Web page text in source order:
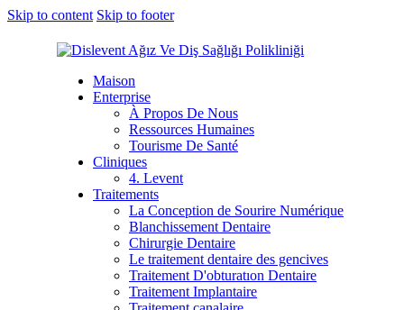
Skip to content Skip to footer
Maison
Enterprise
À Propos De Nous
Ressources Humaines
Tourisme De Santé
Cliniques
4. Levent
Traitements
La Conception de Sourire Numérique
Blanchissement Dentaire
Chirurgie Dentaire
Le traitement dentaire des gencives
Traitement D'obturatıon Dentaire
Traitement Implantaire